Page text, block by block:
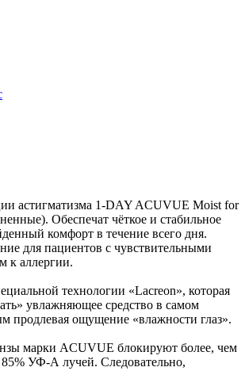
астигматизма 1-DAY ACUVUE Moist for
Обеспечат чёткое и стабильное
комфорт в течение всего дня.
для пациентов с чувствительными
к аллергии.
технологии «Lacreon», которая
увлажняющее средство в самом
продлевая ощущение «влажности глаз».
марки ACUVUE блокируют более, чем
УФ-А лучей. Следовательно,